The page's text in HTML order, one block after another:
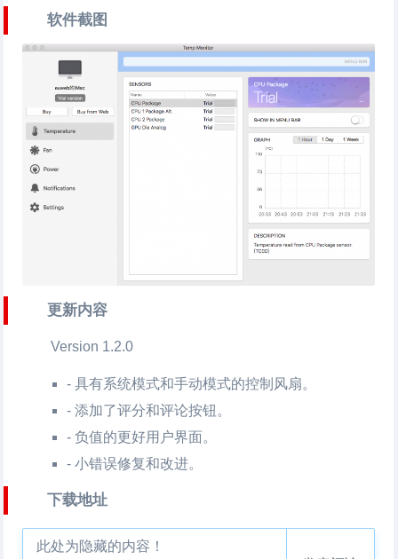
软件截图
更新内容
Version 1.2.0
- 具有系统模式和手动模式的控制风扇。
- 添加了评分和评论按钮。
- 负值的更好用户界面。
- 小错误修复和改进。
下载地址
此处为隐藏的内容！